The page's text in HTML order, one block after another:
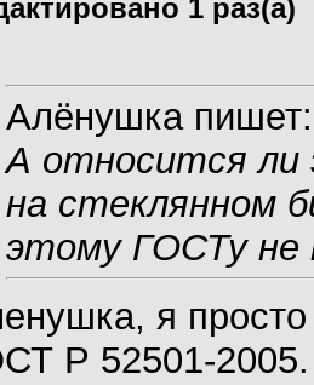
1 раз(а)
Алёнушка пишет:
А относится ли
на стеклянном
этому ГОСТу не
я
Р 52501-2005.